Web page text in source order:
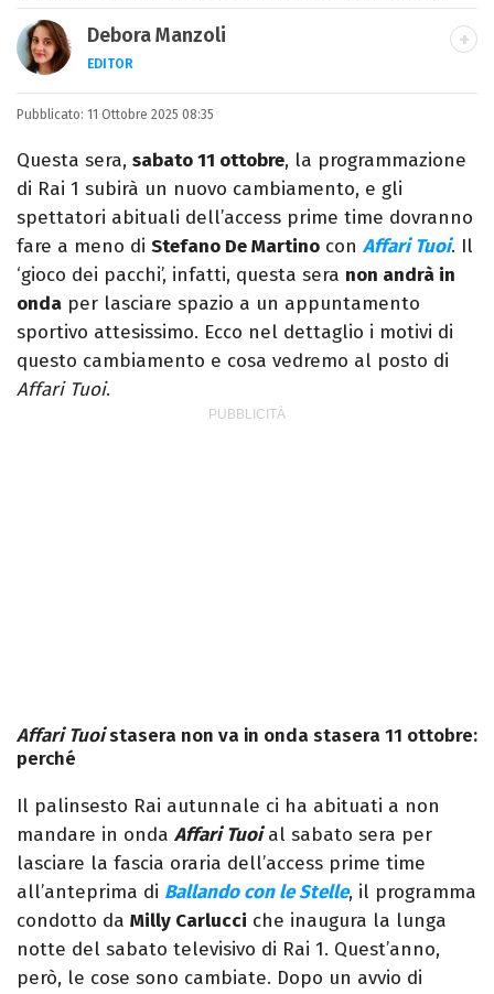
Debora Manzoli
EDITOR
LINKEDIN
INSTAGRAM FACEBOOK SITO
Scrittrice, copywriter, editor e pubblicista
mantovana, laureata in Lettere, Cinema e
Tv. Ha due libri all’attivo e ama la scrittura
alla follia.
Pubblicato: 11 Ottobre 2025 08:35
Questa sera, sabato 11 ottobre, la programmazione
di Rai 1 subirà un nuovo cambiamento, e gli
spettatori abituali dell’access prime time dovranno
fare a meno di Stefano De Martino con Affari Tuoi. Il
‘gioco dei pacchi’, infatti, questa sera non andrà in
onda per lasciare spazio a un appuntamento
sportivo attesissimo. Ecco nel dettaglio i motivi di
questo cambiamento e cosa vedremo al posto di
Affari Tuoi.
Affari Tuoistasera non va in onda stasera 11 ottobre:
perché
Il palinsesto Rai autunnale ci ha abituati a non
mandare in onda Affari Tuoial sabato sera per
lasciare la fascia oraria dell’access prime time
all’anteprima di Ballando con le Stelle, il programma
condotto da Milly Carlucci che inaugura la lunga
notte del sabato televisivo di Rai 1. Quest’anno,
però, le cose sono cambiate. Dopo un avvio di